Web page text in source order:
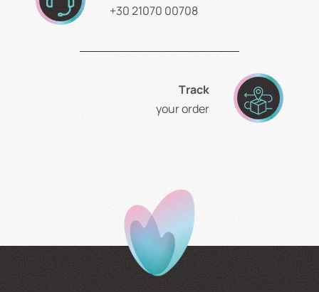
+30 21070 00708
Τrack
your order